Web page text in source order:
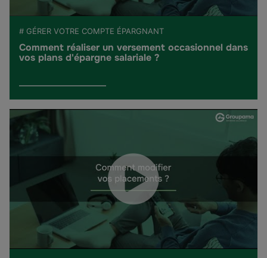
# GÉRER VOTRE COMPTE ÉPARGNANT
Comment réaliser un versement occasionnel dans
vos plans d'épargne salariale ?